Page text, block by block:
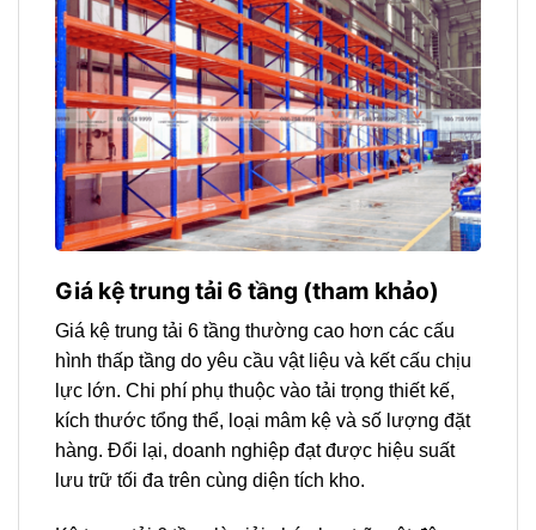
Giá kệ trung tải 6 tầng (tham khảo)
Giá kệ trung tải 6 tầng thường cao hơn các cấu
hình thấp tầng do yêu cầu vật liệu và kết cấu chịu
lực lớn. Chi phí phụ thuộc vào tải trọng thiết kế,
kích thước tổng thể, loại mâm kệ và số lượng đặt
hàng. Đổi lại, doanh nghiệp đạt được hiệu suất
lưu trữ tối đa trên cùng diện tích kho.